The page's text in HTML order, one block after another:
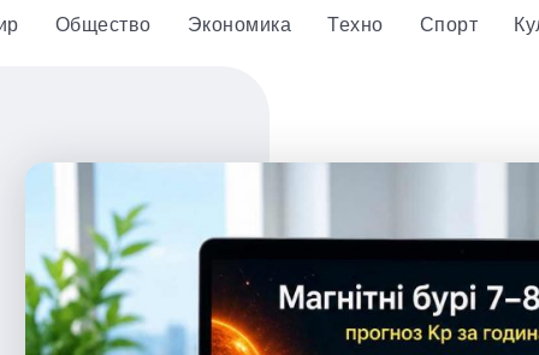
Общество Экономика Техно Спорт